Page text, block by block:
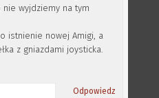
nie wyjdziemy na tym
istnienie nowej Amigi, a
z gniazdami joysticka.
Odpowiedz